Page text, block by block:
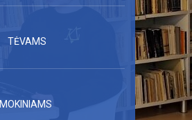
TĖVAMS
MOKINIAMS